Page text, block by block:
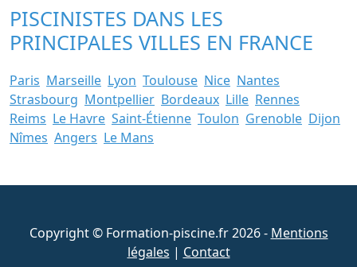
PISCINISTES DANS LES
PRINCIPALES VILLES EN FRANCE
Paris Marseille Lyon Toulouse Nice Nantes
Strasbourg Montpellier Bordeaux Lille Rennes
Reims Le Havre Saint-Étienne Toulon Grenoble Dijon
Nîmes Angers Le Mans
Copyright © Formation-piscine.fr 2026 - Mentions
légales | Contact